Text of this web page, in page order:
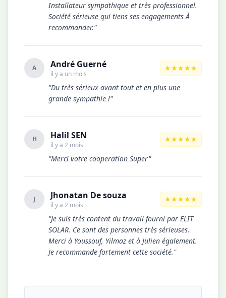
Installateur sympathique et très professionnel.
Société sérieuse qui tiens ses engagements À
recommander."
A André Guerné
il y a un mois
★★★★★
"Du très sérieux avant tout et en plus une
grande sympathie !"
H Halil SEN
il y a 2 mois
★★★★★
"Merci votre cooperation Super"
J Jhonatan De souza
il y a 2 mois
★★★★★
"Je suis très content du travail fourni par ELIT
SOLAR. Ce sont des personnes très sérieuses.
Merci à Youssouf, Yilmaz et à Julien également.
Je recommande fortement cette société."